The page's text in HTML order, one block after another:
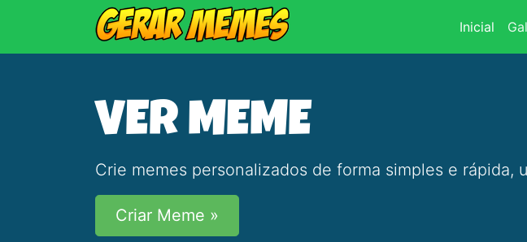
Inicial
VER MEME
Crie memes personalizados de forma simples e rápida,
Criar Meme »